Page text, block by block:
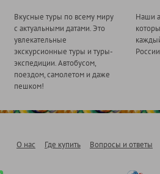
Вкусные туры по всему миру
с актуальными датами. Это
увлекательные
экскурсионные туры и туры-
экспедиции. Автобусом,
поездом, самолетом и даже
пешком!
Наши
О нас Где купить Вопросы и ответы